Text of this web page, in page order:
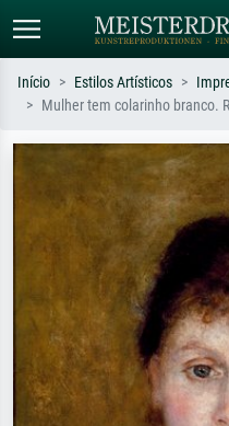
Pesquise por artista, título ou estilo –
ex: Monet, Noite Estrelada,
impressionismo, onda de Hokusai,
Início Estilos Artísticos
Mulher tem colarinho branco.